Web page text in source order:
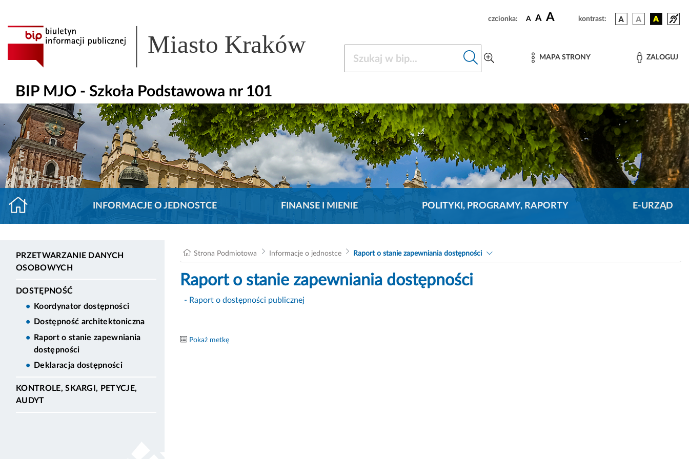
czcionka: A A A kontrast:
Miasto Kraków MAPA STRONY ZALOGUJ
BIP MJO - Szkoła Podstawowa nr 101
INFORMACJE O JEDNOSTCE FINANSE I MIENIE POLITYKI, PROGRAMY, RAPORTY E-URZĄD
PRZETWARZANIE DANYCH
OSOBOWYCH
DOSTĘPNOŚĆ
Koordynator dostępności
Dostępność architektoniczna
Raport o stanie zapewniania
dostępności
Deklaracja dostępności
KONTROLE, SKARGI, PETYCJE,
AUDYT
Strona Podmiotowa Informacje o jednostce Raport o stanie zapewniania dostępności
Raport o stanie zapewniania dostępności
- Raport o dostępności publicznej
Pokaż metkę